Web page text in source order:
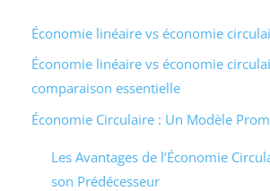
Économie linéaire vs économie
Économie linéaire vs économie
comparaison essentielle
Économie Circulaire : Un Modèle
Les Avantages de l’Économie
son Prédécesseur